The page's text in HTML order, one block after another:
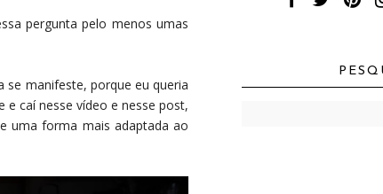
pergunta pelo menos umas
se manifeste, porque eu queria
caí nesse vídeo e nesse post,
uma forma mais adaptada ao